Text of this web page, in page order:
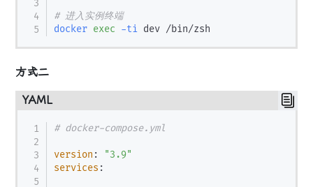
# 进入实例终端
docker exec -ti
方式二
YAML
# docker-compose.yml
version :
"3.9"
services :